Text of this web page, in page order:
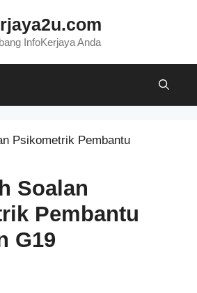
InfoKerjaya Anda
Soalan
Pembantu
G19